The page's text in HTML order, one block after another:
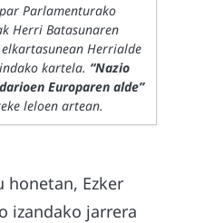
Parlamenturako
Herri Batasunaren
Herrialde
kartela. “Nazio
Europaren alde”
leloen artean.
Ezker
izandako jarrera